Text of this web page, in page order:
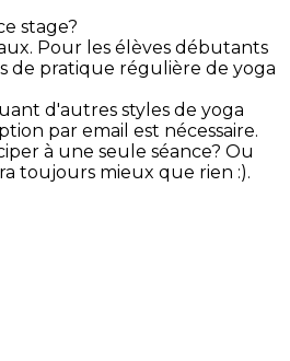
stage?
Pour les élèves débutants
de pratique régulière de yoga
d'autres styles de yoga
par email est nécessaire.
à une seule séance? Ou
toujours mieux que rien :).